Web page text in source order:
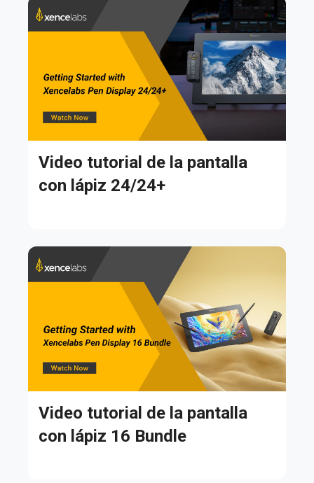
Video tutorial de la pantalla
con lápiz 24/24+
Video tutorial de la pantalla
con lápiz 16 Bundle